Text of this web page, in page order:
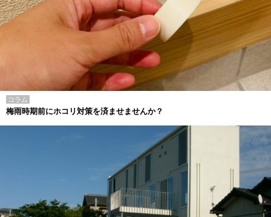
コラム
梅雨時期前にホコリ対策を済ませませんか？